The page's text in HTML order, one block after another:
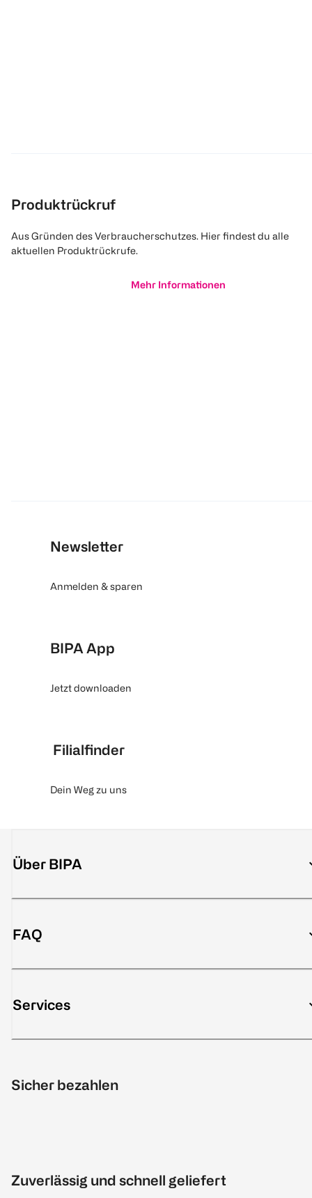
Produktrückruf
Aus Gründen des Verbraucherschutzes. Hier findest du alle
aktuellen Produktrückrufe.
Mehr Informationen
Newsletter
Anmelden & sparen
BIPA App
Jetzt downloaden
Filialfinder
Dein Weg zu uns
Über BIPA
FAQ
Services
Sicher bezahlen
Zuverlässig und schnell geliefert